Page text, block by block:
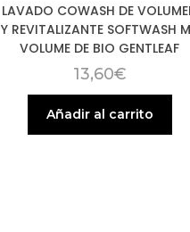
LAVADO COWASH DE
Y REVITALIZANTE SOFTWASH
VOLUME DE BIO GENTLEAF
13,60€
Añadir al carrito